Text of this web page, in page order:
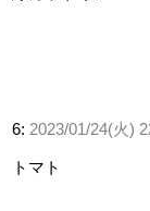
6: 2023/01/24(火)
トマト